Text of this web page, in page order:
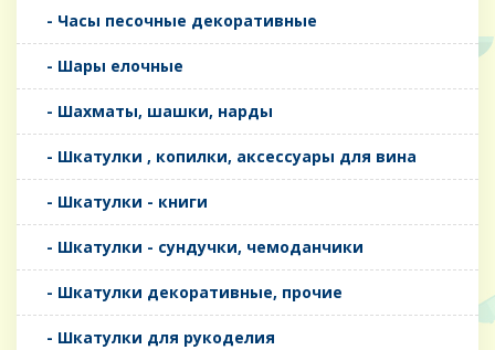
- Часы песочные декоративные
- Шары елочные
- Шахматы, шашки, нарды
- Шкатулки , копилки, аксессуары для вина
- Шкатулки - книги
- Шкатулки - сундучки, чемоданчики
- Шкатулки декоративные, прочие
- Шкатулки для рукоделия